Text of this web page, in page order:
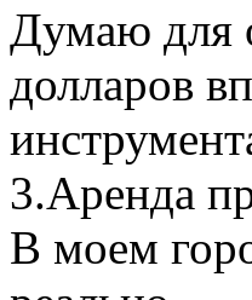
Думаю для
долларов
3.Аренда
В моем